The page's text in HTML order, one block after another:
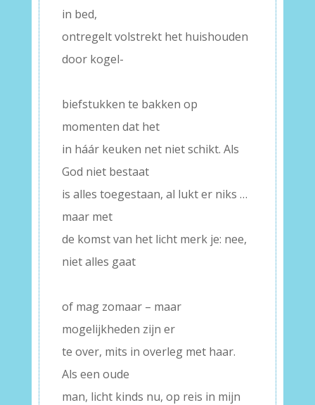
in bed,
ontregelt volstrekt het huishouden
door kogel-
biefstukken te bakken op
momenten dat het
in háár keuken net niet schikt. Als
God niet bestaat
is alles toegestaan, al lukt er niks …
maar met
de komst van het licht merk je: nee,
niet alles gaat
of mag zomaar – maar
mogelijkheden zijn er
te over, mits in overleg met haar.
Als een oude
man, licht kinds nu, op reis in mijn